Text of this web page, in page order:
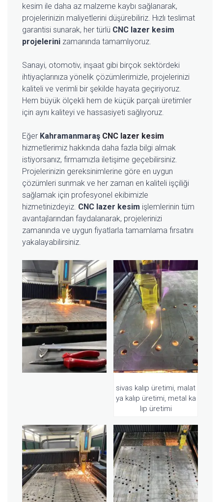
kesim ile daha az malzeme kaybı sağlanarak,
projelerinizin maliyetlerini düşürebiliriz. Hızlı teslimat
garantisi sunarak, her türlü CNC lazer kesim
projelerini zamanında tamamlıyoruz.
Sanayi, otomotiv, inşaat gibi birçok sektördeki
ihtiyaçlarınıza yönelik çözümlerimizle, projelerinizi
kaliteli ve verimli bir şekilde hayata geçiriyoruz.
Hem büyük ölçekli hem de küçük parçalı üretimler
için aynı kaliteyi ve hassasiyeti sağlıyoruz.
Eğer Kahramanmaraş CNC lazer kesim
hizmetlerimiz hakkında daha fazla bilgi almak
istiyorsanız, firmamızla iletişime geçebilirsiniz.
Projelerinizin gereksinimlerine göre en uygun
çözümleri sunmak ve her zaman en kaliteli işçiliği
sağlamak için profesyonel ekibimizle
hizmetinizdeyiz. CNC lazer kesim işlemlerinin tüm
avantajlarından faydalanarak, projelerinizi
zamanında ve uygun fiyatlarla tamamlama fırsatını
yakalayabilirsiniz.
sivas kalıp üretimi, malat
ya kalıp üretimi, metal ka
lıp üretimi